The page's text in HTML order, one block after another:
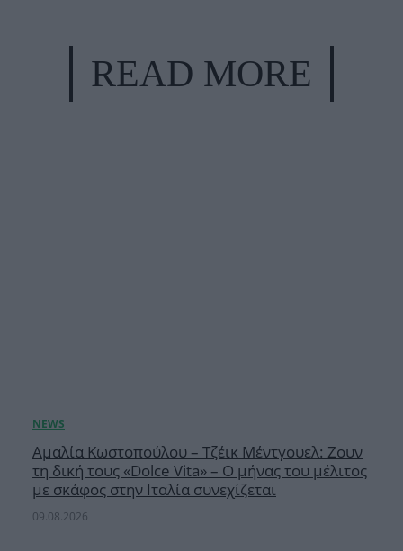
READ MORE
Αμαλία Κωστοπούλου – Τζέικ Μέντγουελ: Ζουν
τη δική τους «Dolce Vita» – Ο μήνας του μέλιτος
με σκάφος στην Ιταλία συνεχίζεται
09.08.2026